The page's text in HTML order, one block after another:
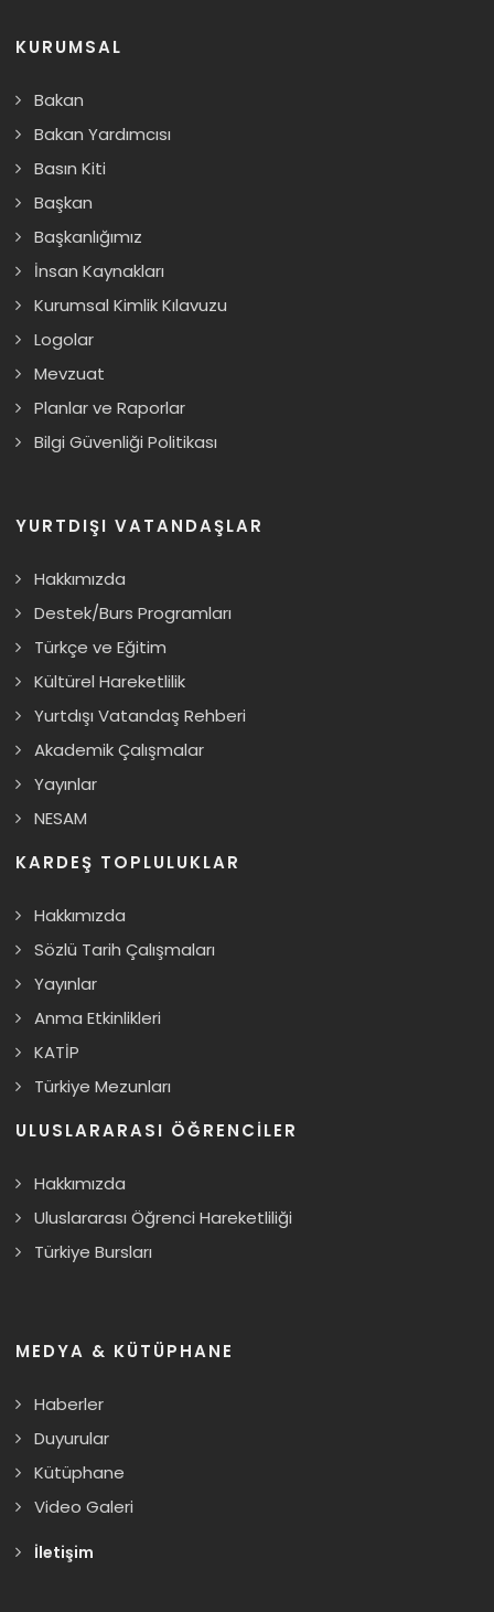
KURUMSAL
Bakan
Bakan Yardımcısı
Basın Kiti
Başkan
Başkanlığımız
İnsan Kaynakları
Kurumsal Kimlik Kılavuzu
Logolar
Mevzuat
Planlar ve Raporlar
Bilgi Güvenliği Politikası
YURTDIŞI VATANDAŞLAR
Hakkımızda
Destek/Burs Programları
Türkçe ve Eğitim
Kültürel Hareketlilik
Yurtdışı Vatandaş Rehberi
Akademik Çalışmalar
Yayınlar
NESAM
KARDEŞ TOPLULUKLAR
Hakkımızda
Sözlü Tarih Çalışmaları
Yayınlar
Anma Etkinlikleri
KATİP
Türkiye Mezunları
ULUSLARARASI ÖĞRENCILER
Hakkımızda
Uluslararası Öğrenci Hareketliliği
Türkiye Bursları
MEDYA & KÜTÜPHANE
Haberler
Duyurular
Kütüphane
Video Galeri
İletişim